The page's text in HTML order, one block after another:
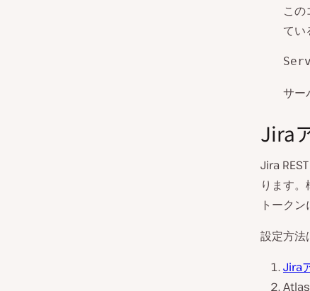
こ
てい
サー
Jira
Jira
ります
トーク
設定方法
Jira